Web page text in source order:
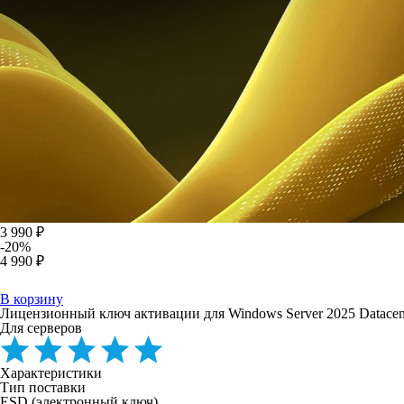
3 990 ₽
-20%
4 990 ₽
В корзину
Лицензионный ключ активации для Windows Server 2025
Для серверов
Характеристики
Тип поставки